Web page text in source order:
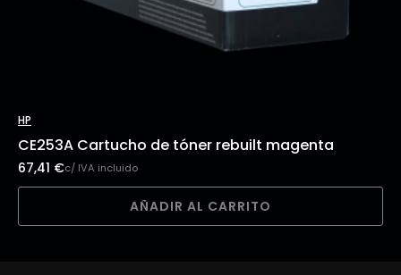
HP
CE253A Cartucho de tóner rebuilt magenta
67,41 €c/ IVA incluido
AÑADIR AL CARRITO